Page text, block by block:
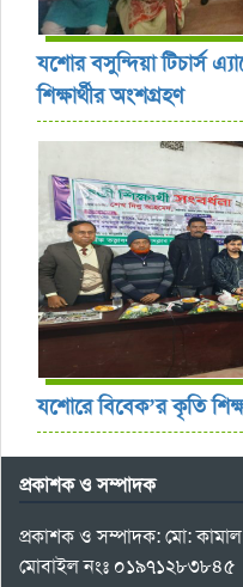
যশোর বসুন্দিয়া টিচার্স
শিক্ষার্থীর অংশগ্রহণ
যশোরে বিবেক’র কৃতি
প্রকাশক ও সম্পাদক
প্রকাশক ও সম্পাদক: মো:
মোবাইল নংঃ ০১৯৭১২৮৩৮৪৫